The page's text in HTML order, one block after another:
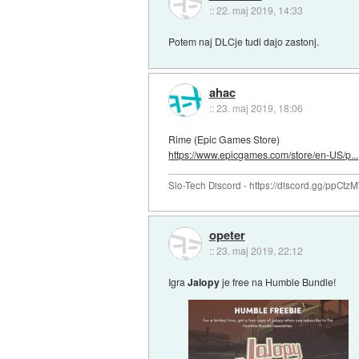
::22. maj 2019, 14:33
Potem naj DLCje tudi dajo zastonj.
ahac
::23. maj 2019, 18:06
Rime (Epic Games Store)
https://www.epicgames.com/store/en-US/p...
Slo-Tech Discord - https://discord.gg/
opeter
::23. maj 2019, 22:12
IgraJalopyje free na Humble Bundle!